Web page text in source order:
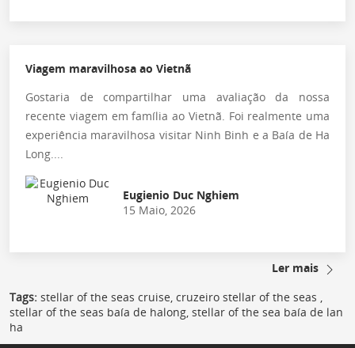
Viagem maravilhosa ao Vietnã
Gostaria de compartilhar uma avaliação da nossa
recente viagem em família ao Vietnã. Foi realmente uma
experiência maravilhosa visitar Ninh Binh e a Baía de Ha
Long....
Eugienio Duc Nghiem
15 Maio, 2026
Ler mais
Tags: stellar of the seas cruise, cruzeiro stellar of the seas ,
stellar of the seas baía de halong, stellar of the sea baía de lan
ha